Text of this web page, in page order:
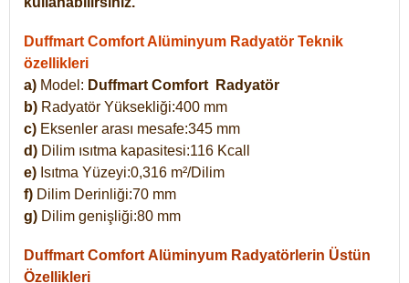
Duffmart Comfort Alüminyum Radyatör Teknik
özellikleri
a) Model: Duffmart Comfort
Radyatör
b) Radyatör Yüksekliği:400 mm
c) Eksenler arası mesafe:345 mm
d) Dilim ısıtma kapasitesi:116 Kcall
e) Isıtma Yüzeyi:0,316 m²/Dilim
f) Dilim Derinliği:70 mm
g) Dilim genişliği:80 mm
Duffmart Comfort Alüminyum Radyatörlerin Üstün
Özellikleri